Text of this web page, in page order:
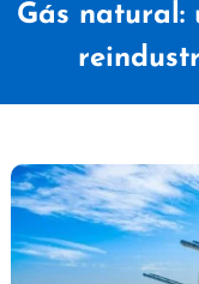
Gás natural: